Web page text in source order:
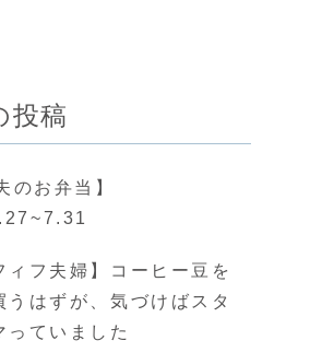
投稿
のお弁当】
ィフ夫婦】コーヒー豆を
うはずが、気づけばスタ
っていました